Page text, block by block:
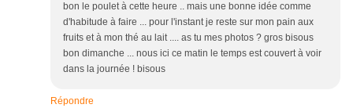
bon le poulet à cette heure .. mais une bonne idée comme
d'habitude à faire ... pour l'instant je reste sur mon pain aux
fruits et à mon thé au lait .... as tu mes photos ? gros bisous
bon dimanche ... nous ici ce matin le temps est couvert à voir
dans la journée ! bisous
Répondre